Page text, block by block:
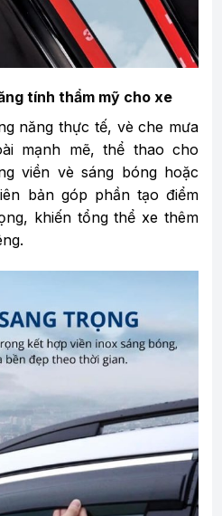
tính thẩm mỹ cho xe
năng thực tế, vè che mưa
mạnh mẽ, thể thao cho
viền vè sáng bóng hoặc
bản góp phần tạo điểm
khiến tổng thể xe thêm